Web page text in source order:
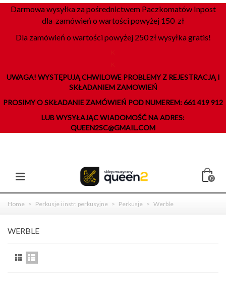
Darmowa wysyłka za pośrednictwem Paczkomatów Inpost
dla zamówień o wartości powyżej 150 zł
Dla zamówień o wartości powyżej 250 zł wysyłka gratis!
UWAGA! WYSTĘPUJĄ CHWILOWE PROBLEMY Z REJESTRACJĄ I
SKŁADANIEM ZAMOWIEŃ
PROSIMY O SKŁADANIE ZAMÓWIEŃ POD NUMEREM: 661 419 912
LUB WYSYŁAJĄC WIADOMOŚĆ NA ADRES:
QUEEN2SC@GMAIL.COM
0
Home > Perkusje i instr. perkusyjne > Perkusje > Werble
WERBLE